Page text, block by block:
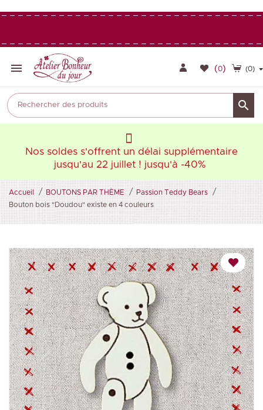
 (0)
(0)

Nos soldes s'offrent un délai supplémentaire
jusqu'au 22 juillet ! jusqu'à -40%
Accueil BOUTONS PAR THÈME
Passion Teddy Bears
Bouton bois "Doudou" existe en 4 couleurs